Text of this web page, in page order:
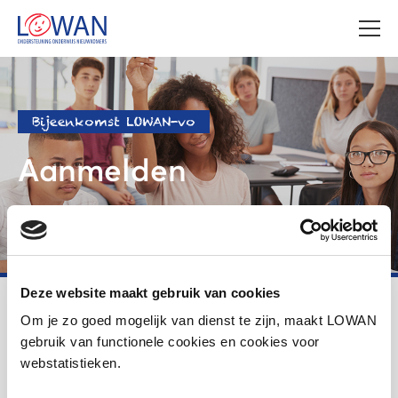
Deze website maakt gebruik van cookies
Om je zo goed mogelijk van dienst te zijn, maakt LOWAN
gebruik van functionele cookies en cookies voor
webstatistieken.
Bijeenkomst LOWAN-vo
Aanmelden
Voortgezet onderwijs
Aanmelden online spreekuur over bekostiging
nieuwkomers VO